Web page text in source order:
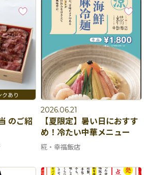
のご紹
2026.06.21
【夏限定】暑い日におすす
め！冷たい中華メニュー
糀・幸福飯店